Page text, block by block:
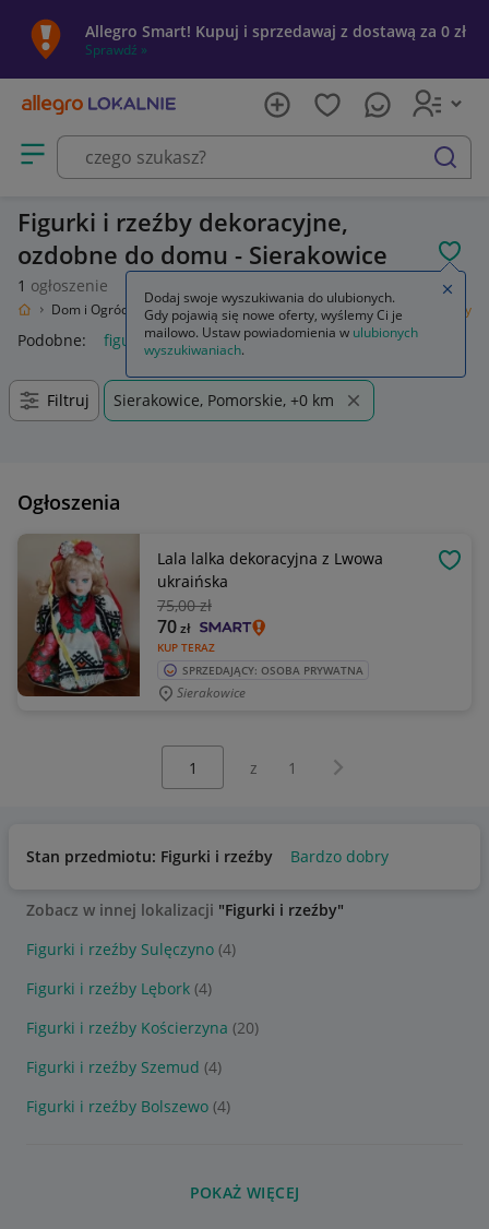
Allegro Smart! Kupuj i sprzedawaj z dostawą za 0 zł
Sprawdź »
Otwórz menu z kategoriami
szukaj
Figurki i rzeźby dekoracyjne,
ozdobne do domu - Sierakowice
1 ogłoszenie
Dom i Ogród Wyposażenie Dekoracje i ozdoby Figurki i rzeźby
Podobne: figurki i rzeźby figurki i rzeźby do ogrodu
Filtruj Sierakowice, Pomorskie, +0 km
Ogłoszenia
Lala lalka dekoracyjna z Lwowa
ukraińska
75,00 zł
KUP TERAZ
70zł
SPRZEDAJĄCY: OSOBA PRYWATNA
Sierakowice
z 1 Następna strona
Stan przedmiotu: Figurki i rzeźby Bardzo dobry
Zobacz w innej lokalizacji "Figurki i rzeźby"
Figurki i rzeźby Sulęczyno (4)
Figurki i rzeźby Lębork (4)
Figurki i rzeźby Kościerzyna (20)
Figurki i rzeźby Szemud (4)
Figurki i rzeźby Bolszewo (4)
POKAŻ WIĘCEJ
Dodaj swoje wyszukiwania do ulubionych.
Gdy pojawią się nowe oferty, wyślemy Ci je
mailowo. Ustaw powiadomienia w ulubionych
wyszukiwaniach.